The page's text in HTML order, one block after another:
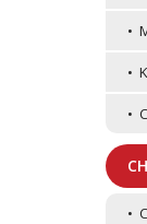
•
•
•
•